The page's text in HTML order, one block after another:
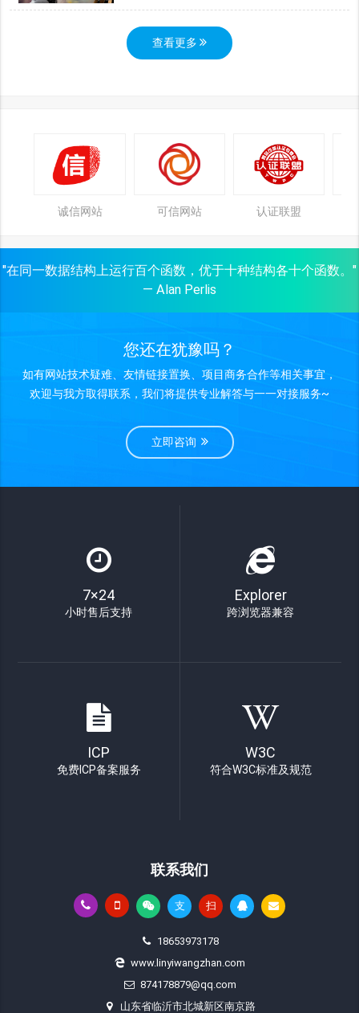
查看更多
诚信网站 可信网站 认证联盟
"在同一数据结构上运行百个函数，优于十种结构各十个函数。"
— Alan Perlis
您还在犹豫吗？
如有网站技术疑难、友情链接置换、项目商务合作等相关事宜，
欢迎与我方取得联系，我们将提供专业解答与一一对接服务~
立即咨询
7×24
小时售后支持
Explorer
跨浏览器兼容
ICP
免费ICP备案服务
W3C
符合W3C标准及规范
联系我们
支 扫
18653973178
www.linyiwangzhan.com
874178879@qq.com
山东省临沂市北城新区南京路